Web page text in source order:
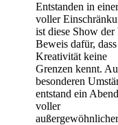
Entstanden in
voller
ist diese Show der
Beweis dafür, dass
Kreativität keine
Grenzen kennt.
besonderen
entstand ein Abend
voller
außergewöhnlicher